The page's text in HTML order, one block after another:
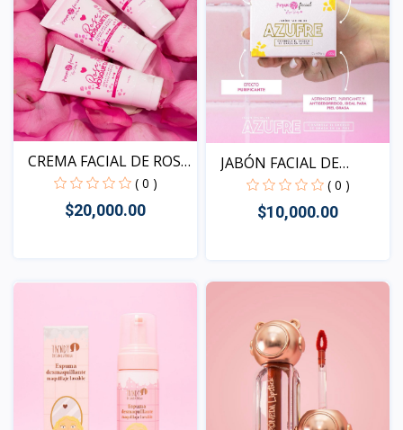
CREMA FACIAL DE ROSA
MO...
( 0 )
$20,000.00
Vista
JABÓN FACIAL DE
AZUFRE
( 0 )
$10,000.00
Vista